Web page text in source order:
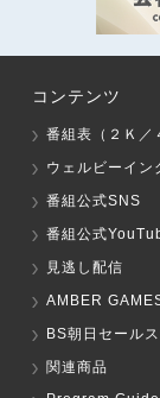
コンテンツ
番組表（２Ｋ／
ウェルビーイン
番組公式SNS
番組公式
見逃し配信
AMBER
BS朝日セール
関連商品